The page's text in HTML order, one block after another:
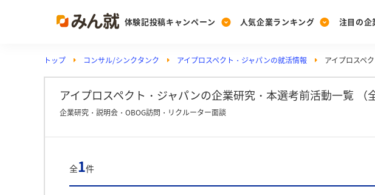
体験記投稿キャンペーン
Post
投稿する
[27卒] 本選
人気企業ランキング
Ranking
ランキングを見る
みんなのDX
Vote
注目の企
PickUp
注目の企業特集
トップ コンサル/シンクタンク アイプロスペクト・ジャパンの就活情報 アイプロスペ
アイプロスペクト・ジャパンの企業研究・本選考前活動一覧 （
企業研究・説明会・OBOG訪問・リクルーター面談
全1件